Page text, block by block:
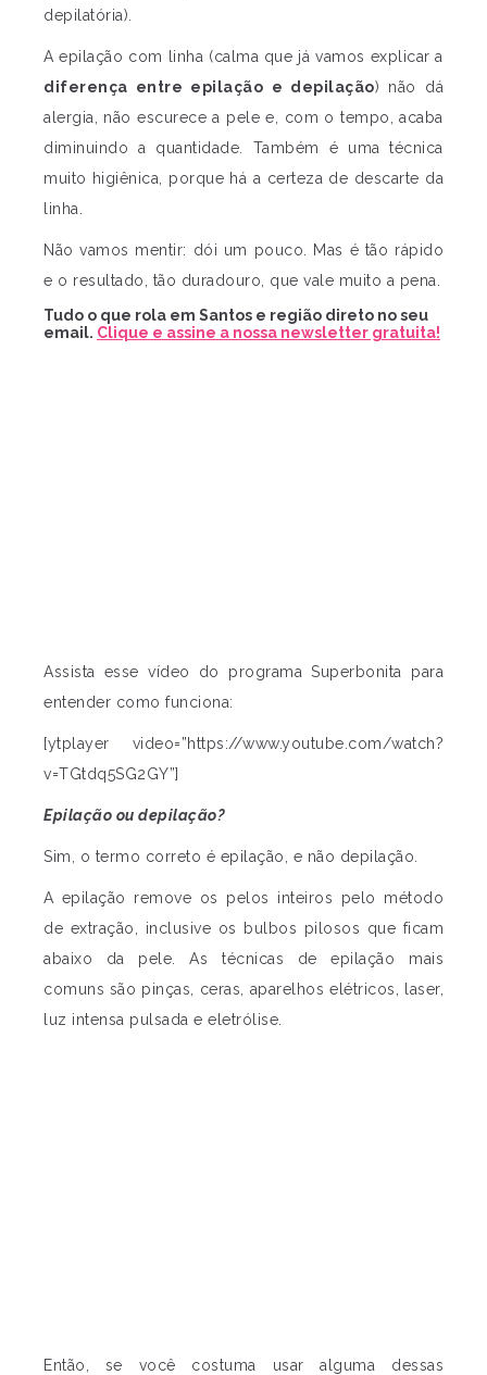
depilatória).
A epilação com linha (calma que já vamos explicar a
diferença entre epilação e depilação) não dá
alergia, não escurece a pele e, com o tempo, acaba
diminuindo a quantidade. Também é uma técnica
muito higiênica, porque há a certeza de descarte da
linha.
Não vamos mentir: dói um pouco. Mas é tão rápido
e o resultado, tão duradouro, que vale muito a pena.
Tudo o que rola em Santos e região direto no seu
email. Clique e assine a nossa newsletter gratuita!
Assista esse vídeo do programa Superbonita para
entender como funciona:
[ytplayer video=”https://www.youtube.com/watch?
v=TGtdq5SG2GY”]
Epilação ou depilação?
Sim, o termo correto é epilação, e não depilação.
A epilação remove os pelos inteiros pelo método
de extração, inclusive os bulbos pilosos que ficam
abaixo da pele. As técnicas de epilação mais
comuns são pinças, ceras, aparelhos elétricos, laser,
luz intensa pulsada e eletrólise.
Então, se você costuma usar alguma dessas